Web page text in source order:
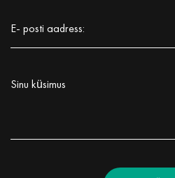
E- posti aadress:
Sinu küsimus